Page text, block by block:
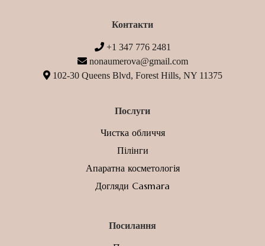
Контакти
+1 347 776 2481
nonaumerova@gmail.com
102-30 Queens Blvd, Forest Hills, NY 11375
Послуги
Чистка обличчя
Пілінги
Апаратна косметологія
Догляди Casmara
Посилання